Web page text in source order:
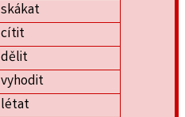
skákat
cítit
dělit
vyhodit
létat